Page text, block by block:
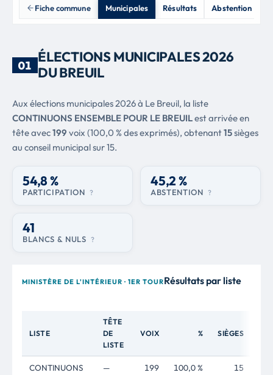
Fiche commune Municipales Résultats Abstention
01
ÉLECTIONS MUNICIPALES 2026
DU BREUIL
Aux élections municipales 2026 à Le Breuil, la liste
CONTINUONS ENSEMBLE POUR LE BREUILest arrivée en
tête avec199 voix (100,0 % des exprimés), obtenant15sièges
au conseil municipal sur 15.
54,8 %
PARTICIPATION ?
45,2 %
ABSTENTION ?
41
BLANCS & NULS ?
MINISTÈRE DE L'INTÉRIEUR · 1ER TOURRésultats par liste
LISTE
TÊTE
DE
LISTE
VOIX % SIÈGES
CONTINUONS
— 199 100,0 % 15